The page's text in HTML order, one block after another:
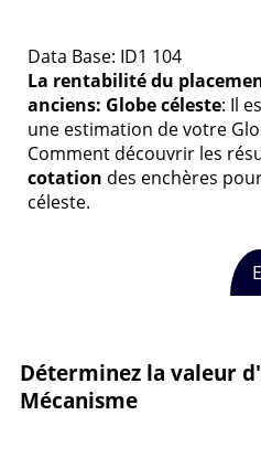
Data Base: ID1 104
La rentabilité du
anciens: Globe céleste: Il
une estimation de votre
Comment découvrir les
cotation des enchères
céleste.
Déterminez la valeur
Mécanisme